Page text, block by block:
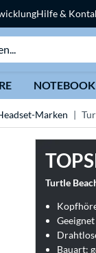
Hilfe &
NOTEBOOK
Marken
Turtle
Bauart: